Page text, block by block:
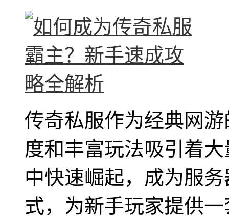
传奇私服作为经典网
度和丰富玩法吸引着
中快速崛起，成为服
式，为新手玩家提供